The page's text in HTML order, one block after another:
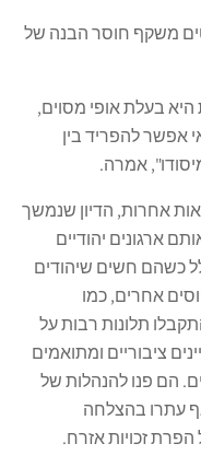
משקף חוסר הבנה של
בעלת אופי מסוים,
אפשר להפריד בין
אמרה.
אחרות, הדיון שנמשך
ארגונים יהודיים
כשהם חשים שיהודים
אחרים, כמו
תלונות רבות על
ציבוריים ומתואמים
הם פנו להנהלות של
עתרו בהצלחה
זכויות אזרח.